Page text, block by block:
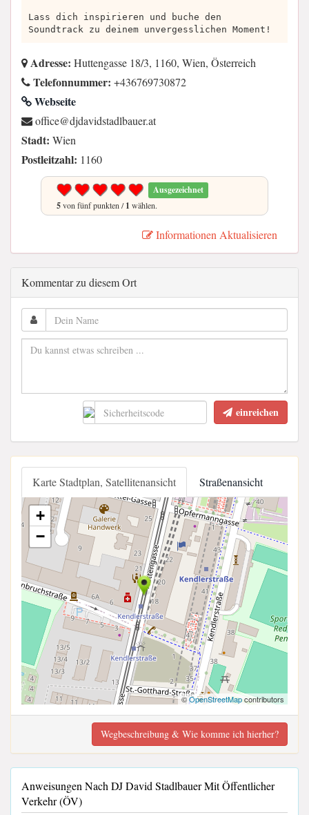
Lass dich inspirieren und buche den
Soundtrack zu deinem unvergesslichen Moment!
Adresse: Huttengasse 18/3, 1160, Wien, Österreich
Telefonnummer: +436769730872
Webseite
ta.reuabldatsdivadjd@eciffo
Stadt: Wien
Postleitzahl: 1160
Ausgezeichnet
5von fünf punkten /1 wählen.
Informationen Aktualisieren
Kommentar zu diesem Ort
einreichen
Karte Stadtplan, Satellitenansicht Straßenansicht
+
−
©OpenStreetMapcontributors
Wegbeschreibung & Wie komme ich hierher?
Anweisungen Nach DJ David Stadlbauer Mit Öffentlicher
Verkehr (ÖV)